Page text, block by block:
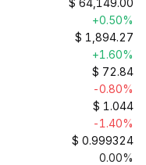
$ 64,149.00
+0.50%
$ 1,894.27
+1.60%
$ 72.84
-0.80%
$ 1.044
-1.40%
$ 0.999324
0.00%